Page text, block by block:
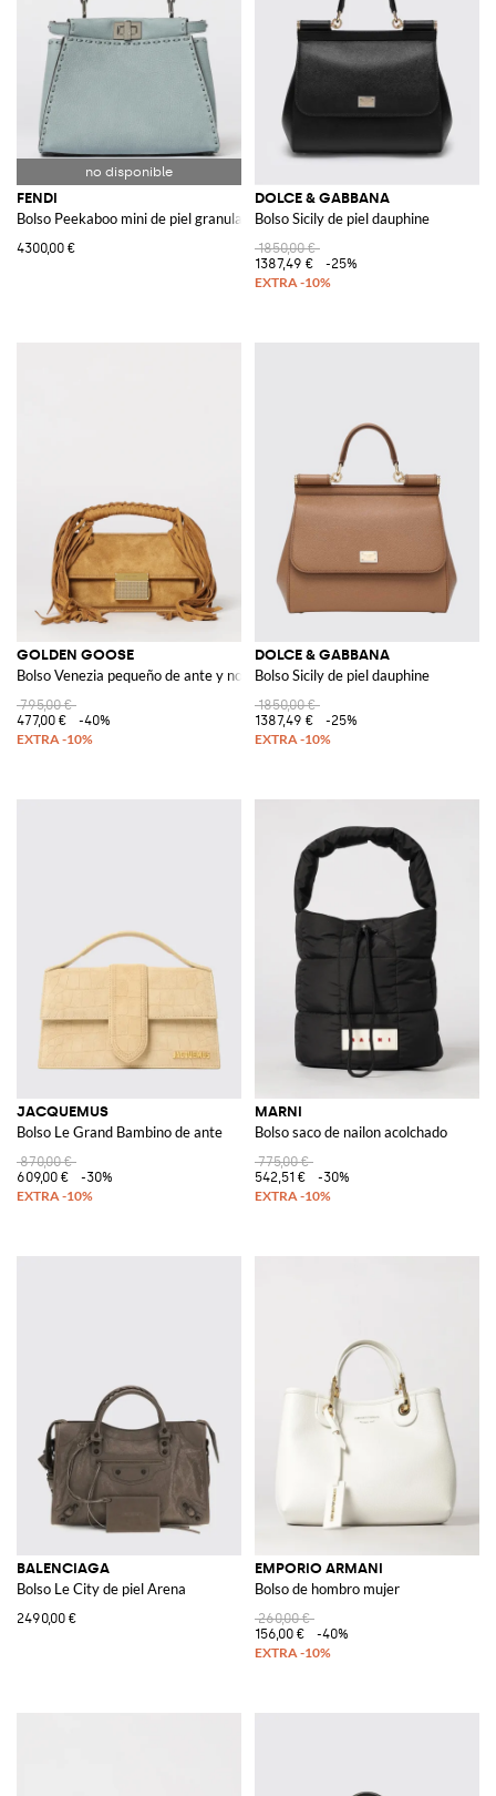
FENDI
Bolso Peekaboo mini de piel granulada
4300,00 €
DOLCE & GABBANA
Bolso Sicily de piel dauphine
1850,00 €
1387,49 €
-25%
GOLDEN GOOSE
Bolso Venezia pequeño de ante y nobuk
795,00 €
477,00 €
-40%
DOLCE & GABBANA
Bolso Sicily de piel dauphine
1850,00 €
1387,49 €
-25%
JACQUEMUS
Bolso Le Grand Bambino de ante
870,00 €
609,00 €
-30%
MARNI
Bolso saco de nailon acolchado
775,00 €
542,51 €
-30%
BALENCIAGA
Bolso Le City de piel Arena
2490,00 €
EMPORIO ARMANI
Bolso de hombro mujer
260,00 €
156,00 €
-40%